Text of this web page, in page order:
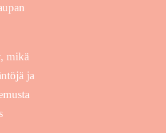
mikä
ja